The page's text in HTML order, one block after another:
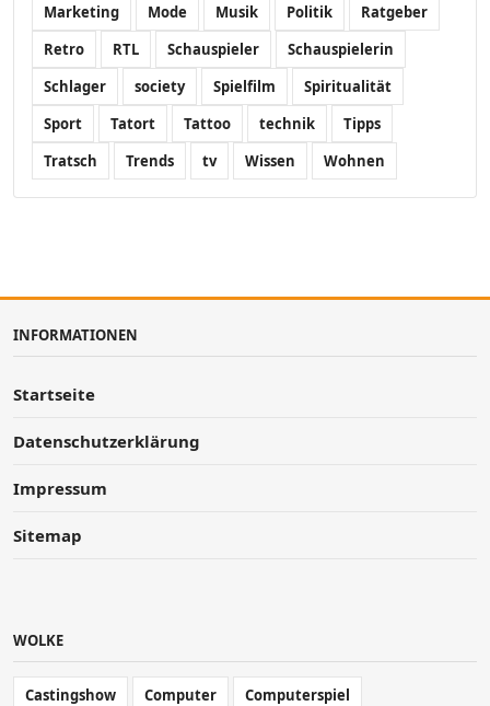
Marketing
Mode Musik Politik
Ratgeber
Retro
RTL Schauspieler
Schauspielerin
Schlager
society Spielfilm
Spiritualität
Sport
Tatort Tattoo technik
Tipps
Tratsch
Trends tv Wissen Wohnen
INFORMATIONEN
Startseite
Datenschutzerklärung
Impressum
Sitemap
WOLKE
Castingshow Computer
Computerspiel